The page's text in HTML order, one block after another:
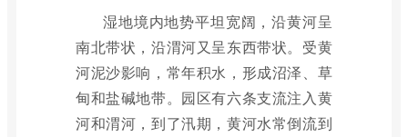
湿地境内地势平坦宽阔，沿黄河呈
南北带状，沿渭河又呈东西带状。受黄
河泥沙影响，常年积水，形成沼泽、草
甸和盐碱地带。园区有六条支流注入黄
河和渭河，到了汛期，黄河水常倒流到